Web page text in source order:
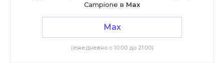
Campione в Max
Max
(ежедневно с 10:00 до 21:00)